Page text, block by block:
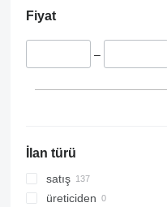
Fiyat
–
İlan türü
satış
üreticiden